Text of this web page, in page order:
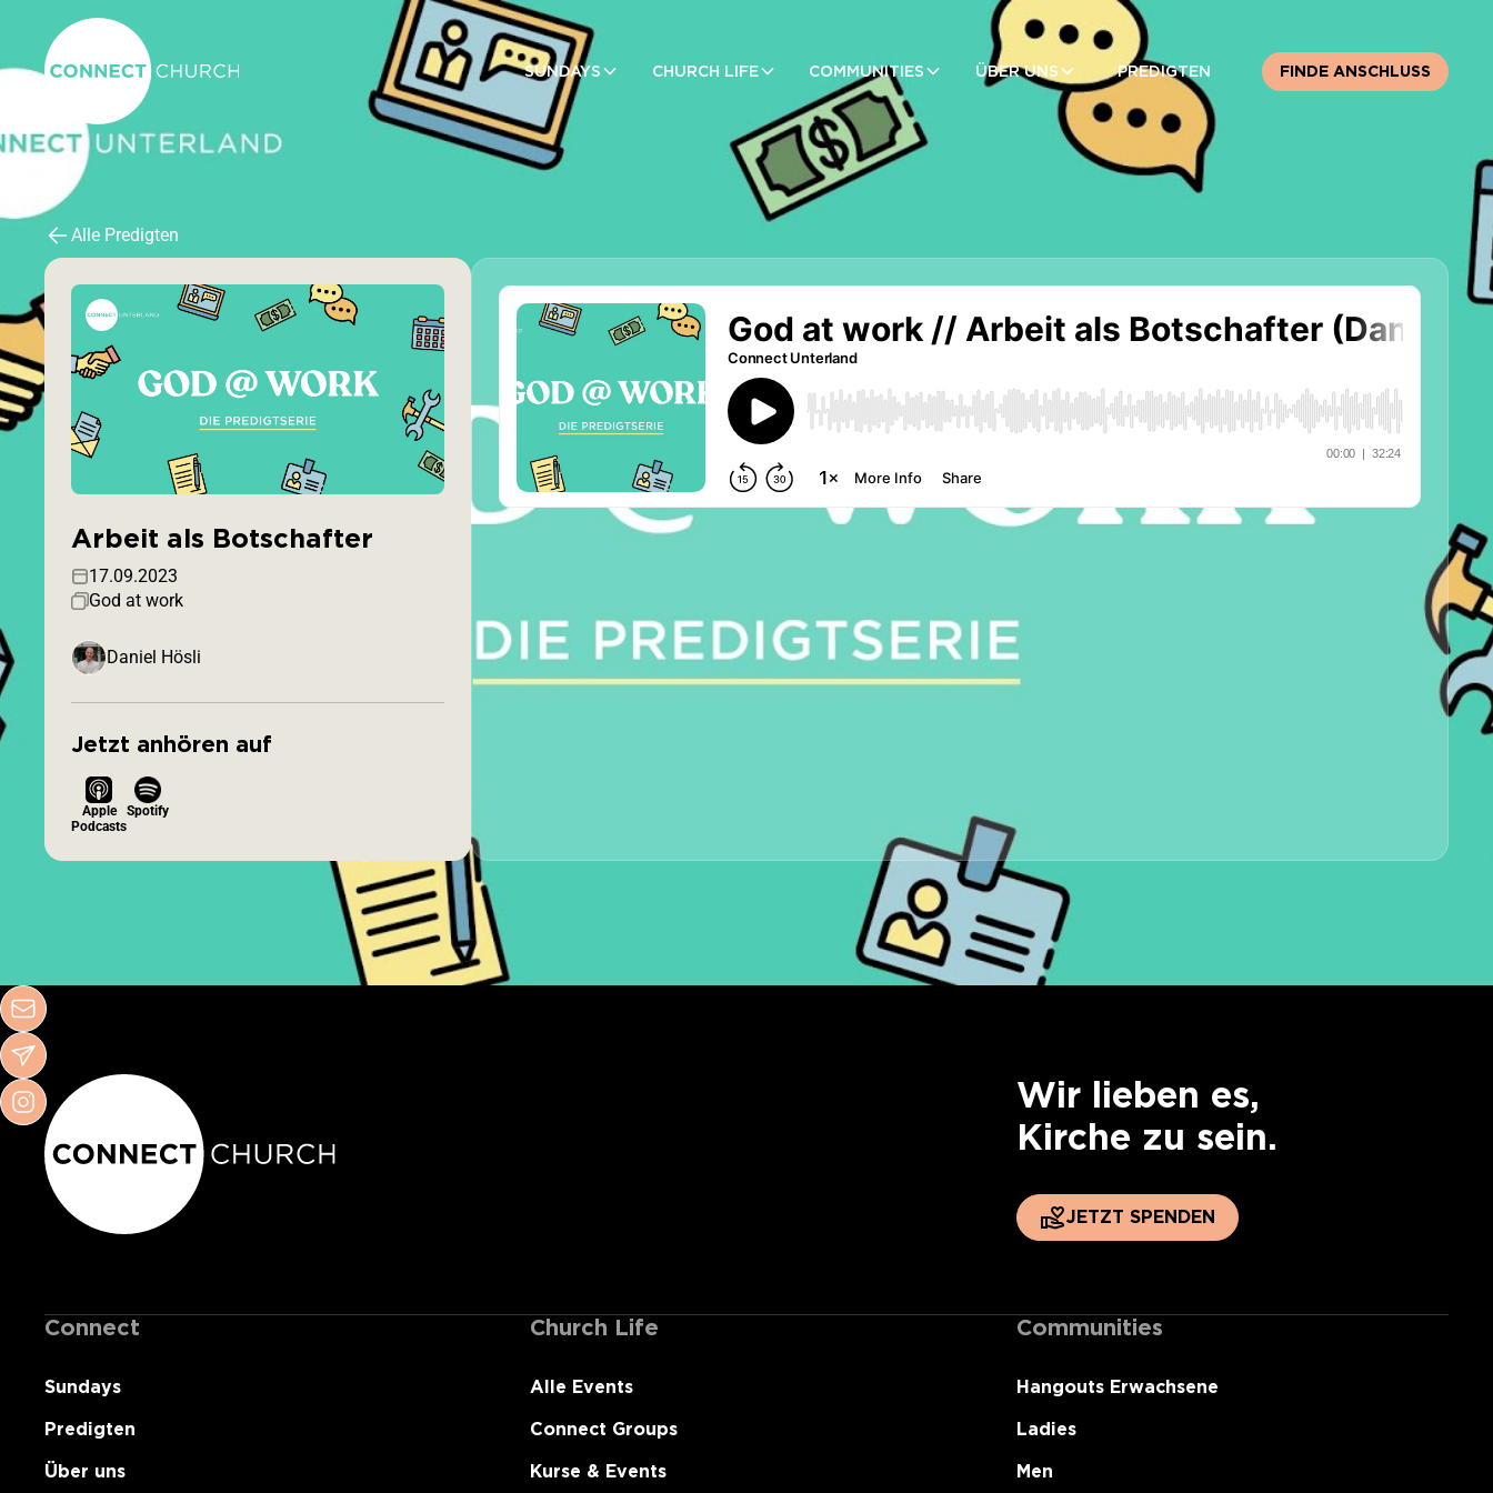
SUNDAYS CHURCH LIFE COMMUNITIES ÜBER UNS PREDIGTEN FINDE ANSCHLUSS
Alle Predigten
Arbeit als Botschafter
17.09.2023
God at work
Daniel Hösli
Jetzt anhören auf
Apple
Podcasts
Spotify
Wir lieben es,
Kirche zu sein.
JETZT SPENDEN
Connect
Sundays
Predigten
Über uns
Church Life
Alle Events
Connect Groups
Kurse & Events
Communities
Hangouts Erwachsene
Ladies
Men